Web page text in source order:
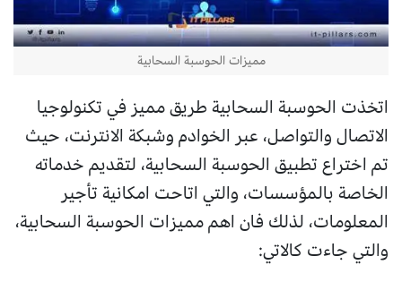
مميزات الحوسبة السحابية
اتخذت الحوسبة السحابية طريق مميز في تكنولوجيا
الاتصال والتواصل، عبر الخوادم وشبكة الانترنت، حيث
تم اختراع تطبيق الحوسبة السحابية، لتقديم خدماته
الخاصة بالمؤسسات، والتي اتاحت امكانية تأجير
المعلومات، لذلك فان اهم مميزات الحوسبة السحابية،
والتي جاءت كالاتي: